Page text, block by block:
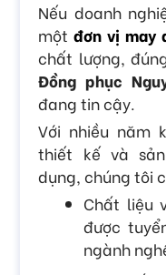
Nếu doanh
mộtđơn vị may
chất lượng,
Đồng phục
đang tin cậy.
Với nhiều năm
thiết kế và
dụng, chúng tôi
Chất liệu
được
ngành